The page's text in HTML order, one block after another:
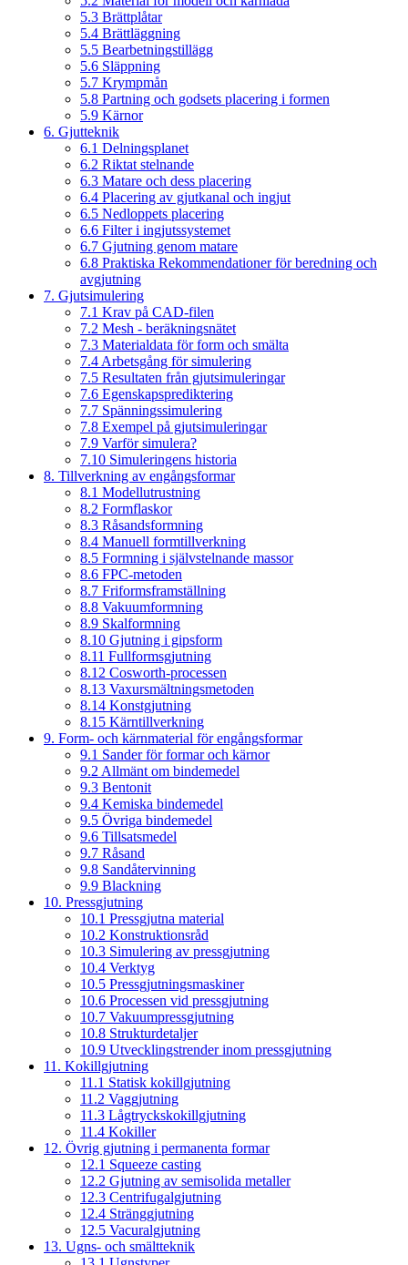
5.3 Brättplåtar
5.4 Brättläggning
5.5 Bearbetningstillägg
5.6 Släppning
5.7 Krympmån
5.8 Partning och godsets placering i formen
5.9 Kärnor
6. Gjutteknik
6.1 Delningsplanet
6.2 Riktat stelnande
6.3 Matare och dess placering
6.4 Placering av gjutkanal och ingjut
6.5 Nedloppets placering
6.6 Filter i ingjutssystemet
6.7 Gjutning genom matare
6.8 Praktiska Rekommendationer för beredning och
avgjutning
7. Gjutsimulering
7.1 Krav på CAD-filen
7.2 Mesh - beräkningsnätet
7.3 Materialdata för form och smälta
7.4 Arbetsgång för simulering
7.5 Resultaten från gjutsimuleringar
7.6 Egenskapsprediktering
7.7 Spänningssimulering
7.8 Exempel på gjutsimuleringar
7.9 Varför simulera?
7.10 Simuleringens historia
8. Tillverkning av engångsformar
8.1 Modellutrustning
8.2 Formflaskor
8.3 Råsandsformning
8.4 Manuell formtillverkning
8.5 Formning i självstelnande massor
8.6 FPC-metoden
8.7 Friformsframställning
8.8 Vakuumformning
8.9 Skalformning
8.10 Gjutning i gipsform
8.11 Fullformsgjutning
8.12 Cosworth-processen
8.13 Vaxursmältningsmetoden
8.14 Konstgjutning
8.15 Kärntillverkning
9. Form- och kärnmaterial för engångsformar
9.1 Sander för formar och kärnor
9.2 Allmänt om bindemedel
9.3 Bentonit
9.4 Kemiska bindemedel
9.5 Övriga bindemedel
9.6 Tillsatsmedel
9.7 Råsand
9.8 Sandåtervinning
9.9 Blackning
10. Pressgjutning
10.1 Pressgjutna material
10.2 Konstruktionsråd
10.3 Simulering av pressgjutning
10.4 Verktyg
10.5 Pressgjutningsmaskiner
10.6 Processen vid pressgjutning
10.7 Vakuumpressgjutning
10.8 Strukturdetaljer
10.9 Utvecklingstrender inom pressgjutning
11. Kokillgjutning
11.1 Statisk kokillgjutning
11.2 Vaggjutning
11.3 Lågtryckskokillgjutning
11.4 Kokiller
12. Övrig gjutning i permanenta formar
12.1 Squeeze casting
12.2 Gjutning av semisolida metaller
12.3 Centrifugalgjutning
12.4 Stränggjutning
12.5 Vacuralgjutning
13. Ugns- och smältteknik